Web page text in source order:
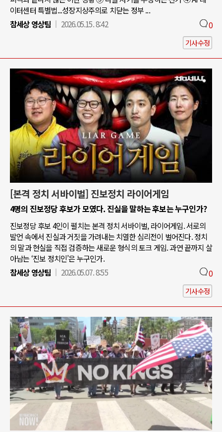
이터센터 특별법...성장지상주의로 치닫는 정부 ...
참세상 영상팀
2026.05.15. 8:42 0
기사수정
[본격 정치 서바이벌] 진보정치 라이어게임
4명의 진보정당 후보가 모였다. 진실을 말하는 후보는 누구인가?
진보정당 후보 4인이 펼치는 본격 정치 서바이벌, 라이어게임. 서로의
발언 속에서 진실과 거짓을 가려내는 치열한 심리전이 벌어진다. 정치
의 말과 현실을 직접 검증하는 새로운 형식의 토크 게임. 과연 끝까지 살
아남는 ‘진보 정치인’은 누구인가.
참세상 영상팀
2026.05.07. 8:55 0
기사수정